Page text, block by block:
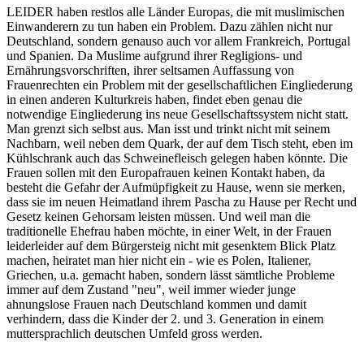
LEIDER haben restlos alle Länder Europas, die mit muslimischen
Einwanderern zu tun haben ein Problem. Dazu zählen nicht nur
Deutschland, sondern genauso auch vor allem Frankreich, Portugal
und Spanien. Da Muslime aufgrund ihrer Regligions- und
Ernährungsvorschriften, ihrer seltsamen Auffassung von
Frauenrechten ein Problem mit der gesellschaftlichen Eingliederung
in einen anderen Kulturkreis haben, findet eben genau die
notwendige Eingliederung ins neue Gesellschaftssystem nicht statt.
Man grenzt sich selbst aus. Man isst und trinkt nicht mit seinem
Nachbarn, weil neben dem Quark, der auf dem Tisch steht, eben im
Kühlschrank auch das Schweinefleisch gelegen haben könnte. Die
Frauen sollen mit den Europafrauen keinen Kontakt haben, da
besteht die Gefahr der Aufmüpfigkeit zu Hause, wenn sie merken,
dass sie im neuen Heimatland ihrem Pascha zu Hause per Recht und
Gesetz keinen Gehorsam leisten müssen. Und weil man die
traditionelle Ehefrau haben möchte, in einer Welt, in der Frauen
leiderleider auf dem Bürgersteig nicht mit gesenktem Blick Platz
machen, heiratet man hier nicht ein - wie es Polen, Italiener,
Griechen, u.a. gemacht haben, sondern lässt sämtliche Probleme
immer auf dem Zustand "neu", weil immer wieder junge
ahnungslose Frauen nach Deutschland kommen und damit
verhindern, dass die Kinder der 2. und 3. Generation in einem
muttersprachlich deutschen Umfeld gross werden.